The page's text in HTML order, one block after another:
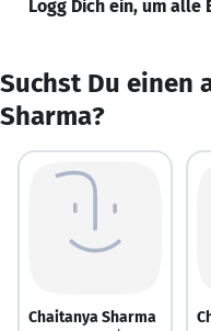
Logg Dich ein, um alle
Suchst Du einen
Sharma?
Chaitanya Sharma